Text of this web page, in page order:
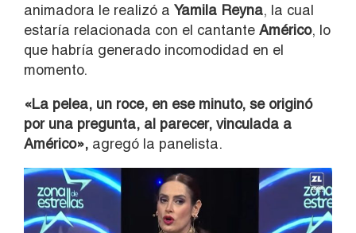
animadora le realizó a Yamila Reyna, la cual
estaría relacionada con el cantante Américo, lo
que habría generado incomodidad en el
momento.
«La pelea, un roce, en ese minuto, se originó
por una pregunta, al parecer, vinculada a
Américo», agregó la panelista.